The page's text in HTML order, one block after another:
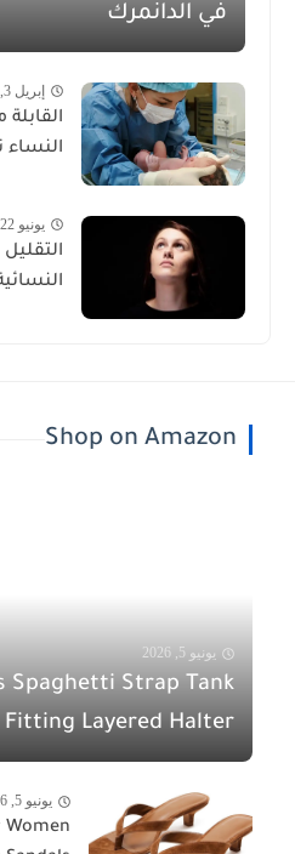
في الدانمرك
إبريل 3, 2026
يونيو 22, 2025
Shop on Amazon
يونيو 5, 2026
Spaghetti Strap Tank
Layered Halter...
يونيو 5, 2026
Women